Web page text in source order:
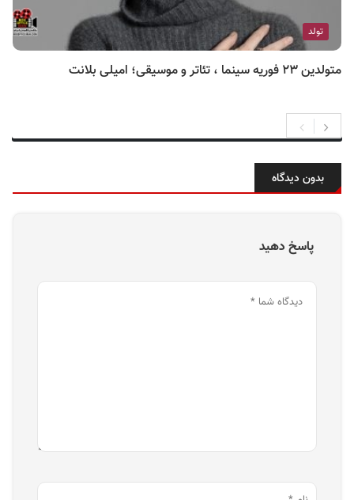
تولد
متولدین ۲۳ فوریه سینما ، تئاتر و موسیقی؛ امیلی بلانت
بدون دیدگاه
پاسخ دهید